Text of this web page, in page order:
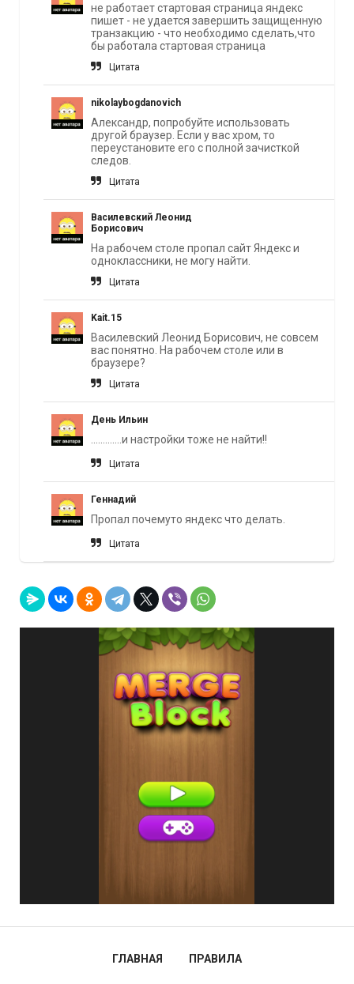
не работает стартовая страница яндекс
пишет - не удается завершить защищенную
транзакцию - что необходимо сделать,что
бы работала стартовая страница
Цитата
nikolaybogdanovich
Александр, попробуйте использовать
другой браузер. Если у вас хром, то
переустановите его с полной зачисткой
следов.
Цитата
Василевский Леонид
Борисович
На рабочем столе пропал сайт Яндекс и
одноклассники, не могу найти.
Цитата
Kait.15
Василевский Леонид Борисович, не совсем
вас понятно. На рабочем столе или в
браузере?
Цитата
День Ильин
.............и настройки тоже не найти!!
Цитата
Геннадий
Пропал почемуто яндекс что делать.
Цитата
ГЛАВНАЯ ПРАВИЛА